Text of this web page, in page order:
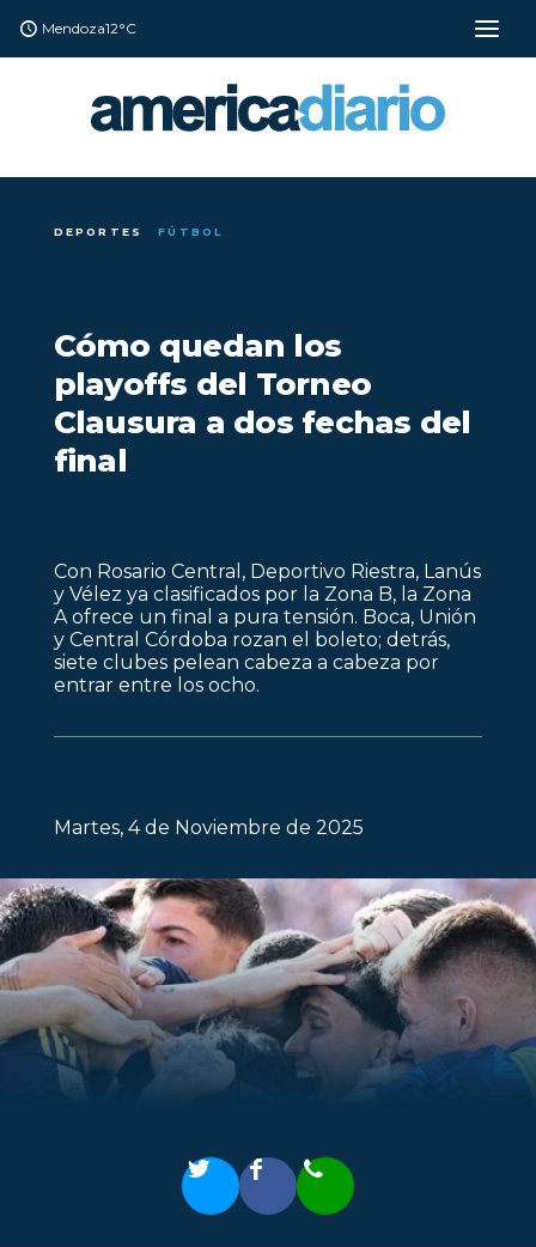
Mendoza12°C
DEPORTES FÚTBOL
Cómo quedan los
playoffs del Torneo
Clausura a dos fechas del
final
Con Rosario Central, Deportivo Riestra, Lanús
y Vélez ya clasificados por la Zona B, la Zona
A ofrece un final a pura tensión. Boca, Unión
y Central Córdoba rozan el boleto; detrás,
siete clubes pelean cabeza a cabeza por
entrar entre los ocho.
Martes, 4 de Noviembre de 2025